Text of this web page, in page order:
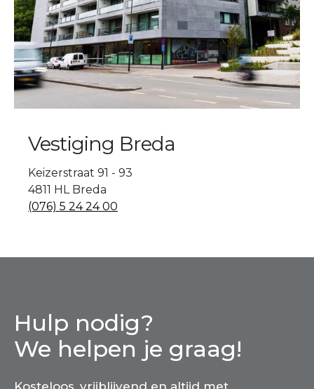
Vestiging Breda
Keizerstraat 91 - 93
4811 HL Breda
(076) 5 24 24 00
Hulp nodig?
We helpen je graag!
Kosteloos, vrijblijvend en altijd met